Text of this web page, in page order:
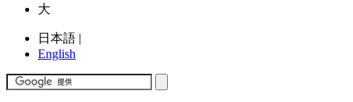
大
日本語 |
English